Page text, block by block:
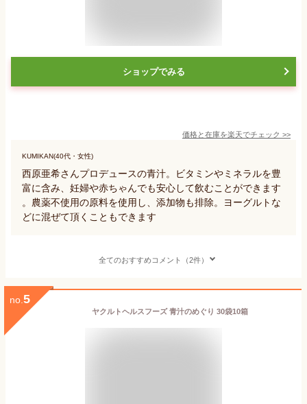
ショップでみる
価格と在庫を楽天でチェック >>
KUMIKAN(40代・女性)
西原亜希さんプロデュースの青汁。ビタミンやミネラルを豊
富に含み、妊婦や赤ちゃんでも安心して飲むことができます
。農薬不使用の原料を使用し、添加物も排除。ヨーグルトな
どに混ぜて頂くこともできます
全てのおすすめコメント（2件）
no. 5
ヤクルトヘルスフーズ 青汁のめぐり 30袋10箱